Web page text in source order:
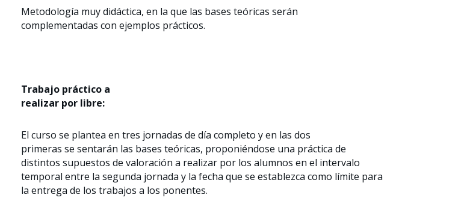
Metodología muy didáctica, en la que las bases teóricas serán
complementadas con ejemplos prácticos.
Trabajo práctico a
realizar por libre:
El curso se plantea en tres jornadas de día completo y en las dos
primeras se sentarán las bases teóricas, proponiéndose una práctica de
distintos supuestos de valoración a realizar por los alumnos en el intervalo
temporal entre la segunda jornada y la fecha que se establezca como límite para
la entrega de los trabajos a los ponentes.